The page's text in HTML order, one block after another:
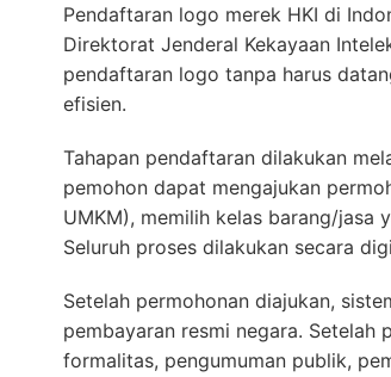
Pendaftaran logo merek HKI di
Direktorat Jenderal Kekayaan
pendaftaran logo tanpa harus
efisien.
Tahapan pendaftaran dilakukan
pemohon dapat mengajukan
UMKM), memilih kelas barang/jasa
Seluruh proses dilakukan secara
Setelah permohonan diajukan,
pembayaran resmi negara.
formalitas, pengumuman publik,